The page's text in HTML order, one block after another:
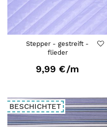
Stepper - gestreift -
flieder
9,99 €/m
BESCHICHTET